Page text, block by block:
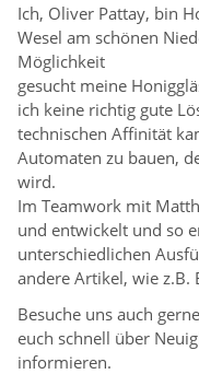
Ich, Oliver Pattay, bin
Wesel am schönen
Möglichkeit
gesucht meine
ich keine richtig gute
technischen Affinität
Automaten zu bauen,
wird.
Im Teamwork mit
und entwickelt und so
unterschiedlichen
andere Artikel, wie z.B.
Besuche uns auch
euch schnell über
informieren.